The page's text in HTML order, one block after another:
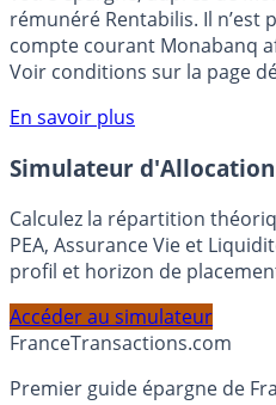
Bénéficiez de cette offre de
votre épargne, auprès de
rémunéré Rentabilis. Il n’est
Voir conditions sur la page
En savoir plus
Simulateur d'Allocation
Calculez la répartition
profil et horizon de placement.
FranceTransactions.com